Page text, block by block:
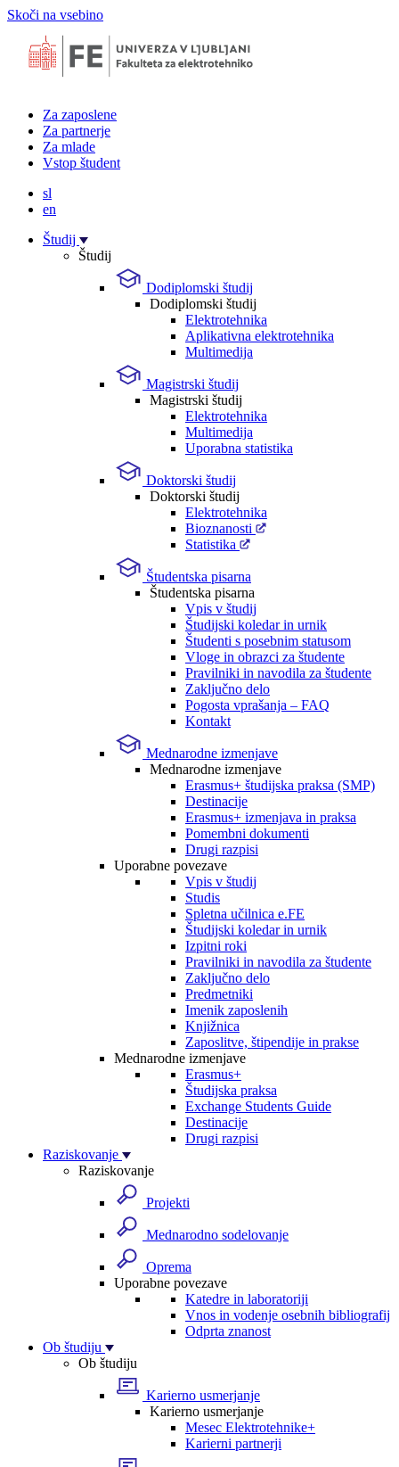
Skoči na vsebino
Za zaposlene
Za partnerje
Za mlade
Vstop študent
sl
en
Študij
Študij
Dodiplomski študij
Dodiplomski študij
Elektrotehnika
Aplikativna elektrotehnika
Multimedija
Magistrski študij
Magistrski študij
Elektrotehnika
Multimedija
Uporabna statistika
Doktorski študij
Doktorski študij
Elektrotehnika
Bioznanosti
Statistika
Študentska pisarna
Študentska pisarna
Vpis v študij
Študijski koledar in urnik
Študenti s posebnim statusom
Vloge in obrazci za študente
Pravilniki in navodila za študente
Zaključno delo
Pogosta vprašanja – FAQ
Kontakt
Mednarodne izmenjave
Mednarodne izmenjave
Erasmus+ študijska praksa (SMP)
Destinacije
Erasmus+ izmenjava in praksa
Pomembni dokumenti
Drugi razpisi
Uporabne povezave
Vpis v študij
Studis
Spletna učilnica e.FE
Študijski koledar in urnik
Izpitni roki
Pravilniki in navodila za študente
Zaključno delo
Predmetniki
Imenik zaposlenih
Knjižnica
Zaposlitve, štipendije in prakse
Mednarodne izmenjave
Erasmus+
Študijska praksa
Exchange Students Guide
Destinacije
Drugi razpisi
Raziskovanje
Raziskovanje
Projekti
Mednarodno sodelovanje
Oprema
Uporabne povezave
Katedre in laboratoriji
Vnos in vodenje osebnih bibliografij
Odprta znanost
Ob študiju
Ob študiju
Karierno usmerjanje
Karierno usmerjanje
Mesec Elektrotehnike+
Karierni partnerji